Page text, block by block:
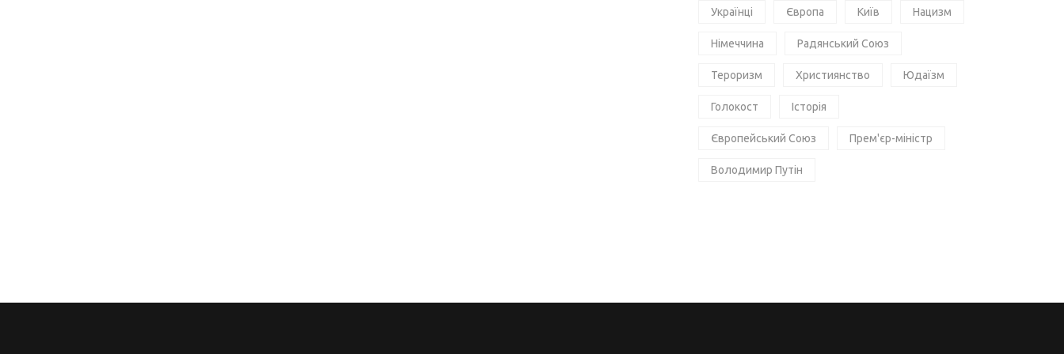
Українці Європа Київ Нацизм
Німеччина Радянський Союз
Тероризм Християнство Юдаїзм
Голокост Історія
Європейський Союз Прем'єр-міністр
Володимир Путін